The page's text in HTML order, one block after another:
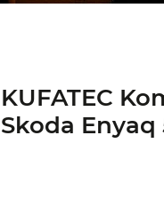
KUFATEC
Skoda Enyaq